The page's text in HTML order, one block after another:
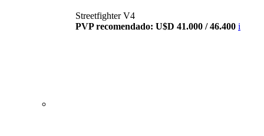
Streetfighter V4
PVP recomendado: U$D 41.000 / 46.400 i